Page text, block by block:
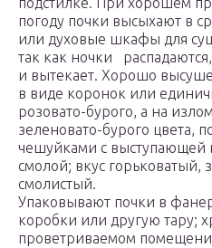
погоду почки высыхают в
или духовые шкафы для
так как ночки
и вытекает. Хорошо
в виде коронок или
розовато-бурого, а на
зеленовато-бурого цвета,
чешуйками с выступающей
смолой; вкус горьковатый,
смолистый.
Упаковывают почки в
коробки или другую тару;
проветриваемом